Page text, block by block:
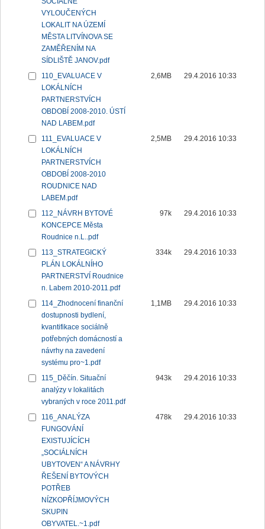
VYLOUČENÝCH
LOKALIT NA ÚZEMÍ
MĚSTA LITVÍNOVA SE
ZAMĚŘENÍM NA
SÍDLIŠTĚ JANOV.pdf
110_EVALUACE V
LOKÁLNÍCH
PARTNERSTVÍCH
OBDOBÍ 2008-2010. ÚSTÍ
NAD LABEM.pdf
2,6MB 29.4.2016 10:33
111_EVALUACE V
LOKÁLNÍCH
PARTNERSTVÍCH
OBDOBÍ 2008-2010
ROUDNICE NAD
LABEM.pdf
2,5MB 29.4.2016 10:33
112_NÁVRH BYTOVÉ
KONCEPCE Města
Roudnice n.L..pdf
97k 29.4.2016 10:33
113_STRATEGICKÝ
PLÁN LOKÁLNÍHO
PARTNERSTVÍ Roudnice
n. Labem 2010-2011.pdf
334k 29.4.2016 10:33
114_Zhodnocení finanční
dostupnosti bydlení,
kvantifikace sociálně
potřebných domácností a
návrhy na zavedení
systému pro~1.pdf
1,1MB 29.4.2016 10:33
115_Děčín. Situační
analýzy v lokalitách
vybraných v roce 2011.pdf
943k 29.4.2016 10:33
116_ANALÝZA
FUNGOVÁNÍ
EXISTUJÍCÍCH
„SOCIÁLNÍCH
UBYTOVEN“ A NÁVRHY
ŘEŠENÍ BYTOVÝCH
POTŘEB
NÍZKOPŘÍJMOVÝCH
SKUPIN
OBYVATEL.~1.pdf
478k 29.4.2016 10:33